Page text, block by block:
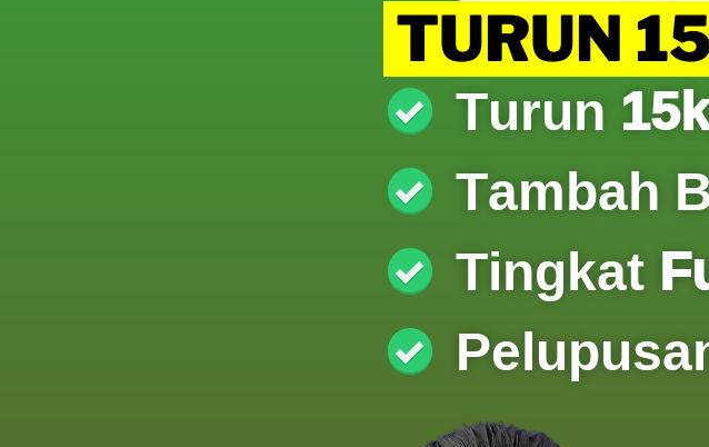
TURUN
Turun
Tambah
Tingkat